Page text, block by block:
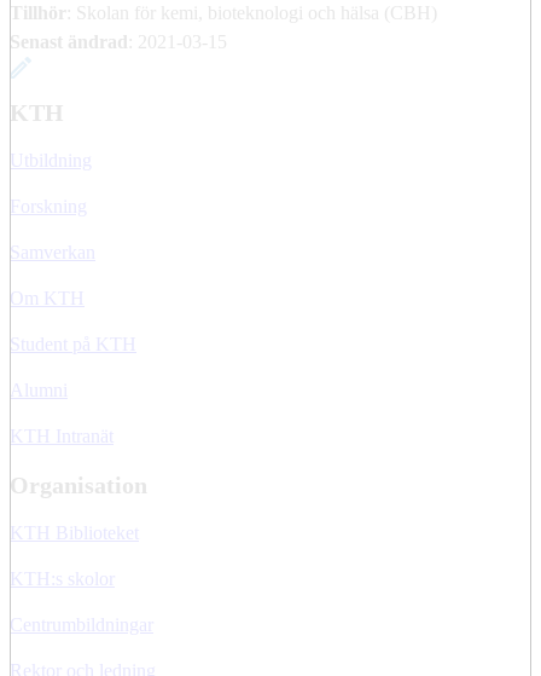
Tillhör
: Skolan för kemi, bioteknologi och hälsa (CBH)
Senast ändrad
2021-03-15
KTH
Utbildning
Forskning
Samverkan
Om KTH
Student på KTH
Alumni
KTH Intranät
Organisation
KTH Biblioteket
KTH:s skolor
Centrumbildningar
Rektor och ledning